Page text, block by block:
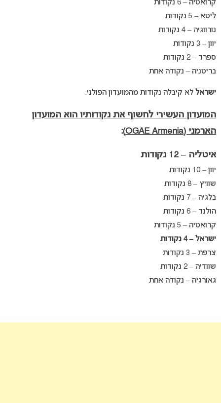
קרואטיה – 6 נקודות
ליטא – 5 נקודות
נורווגיה – 4 נקודות
יוון – 3 נקודות
ספרד – 2 נקודות
בריטניה – נקודה אחת
ישראל לא קיבלה נקודות מהמועדון הפולני.
המועדון העשירי לחשוף את נקודותיו הוא המועדון
הארמני (OGAE Armenia)
:
איטליה – 12 נקודות
יוון – 10 נקודות
שוויץ – 8 נקודות
בלגיה – 7 נקודות
הולנד – 6 נקודות
קרואטיה – 5 נקודות
ישראל – 4 נקודות
צרפת – 3 נקודות
שוודיה – 2 נקודות
גאורגיה – נקודה אחת